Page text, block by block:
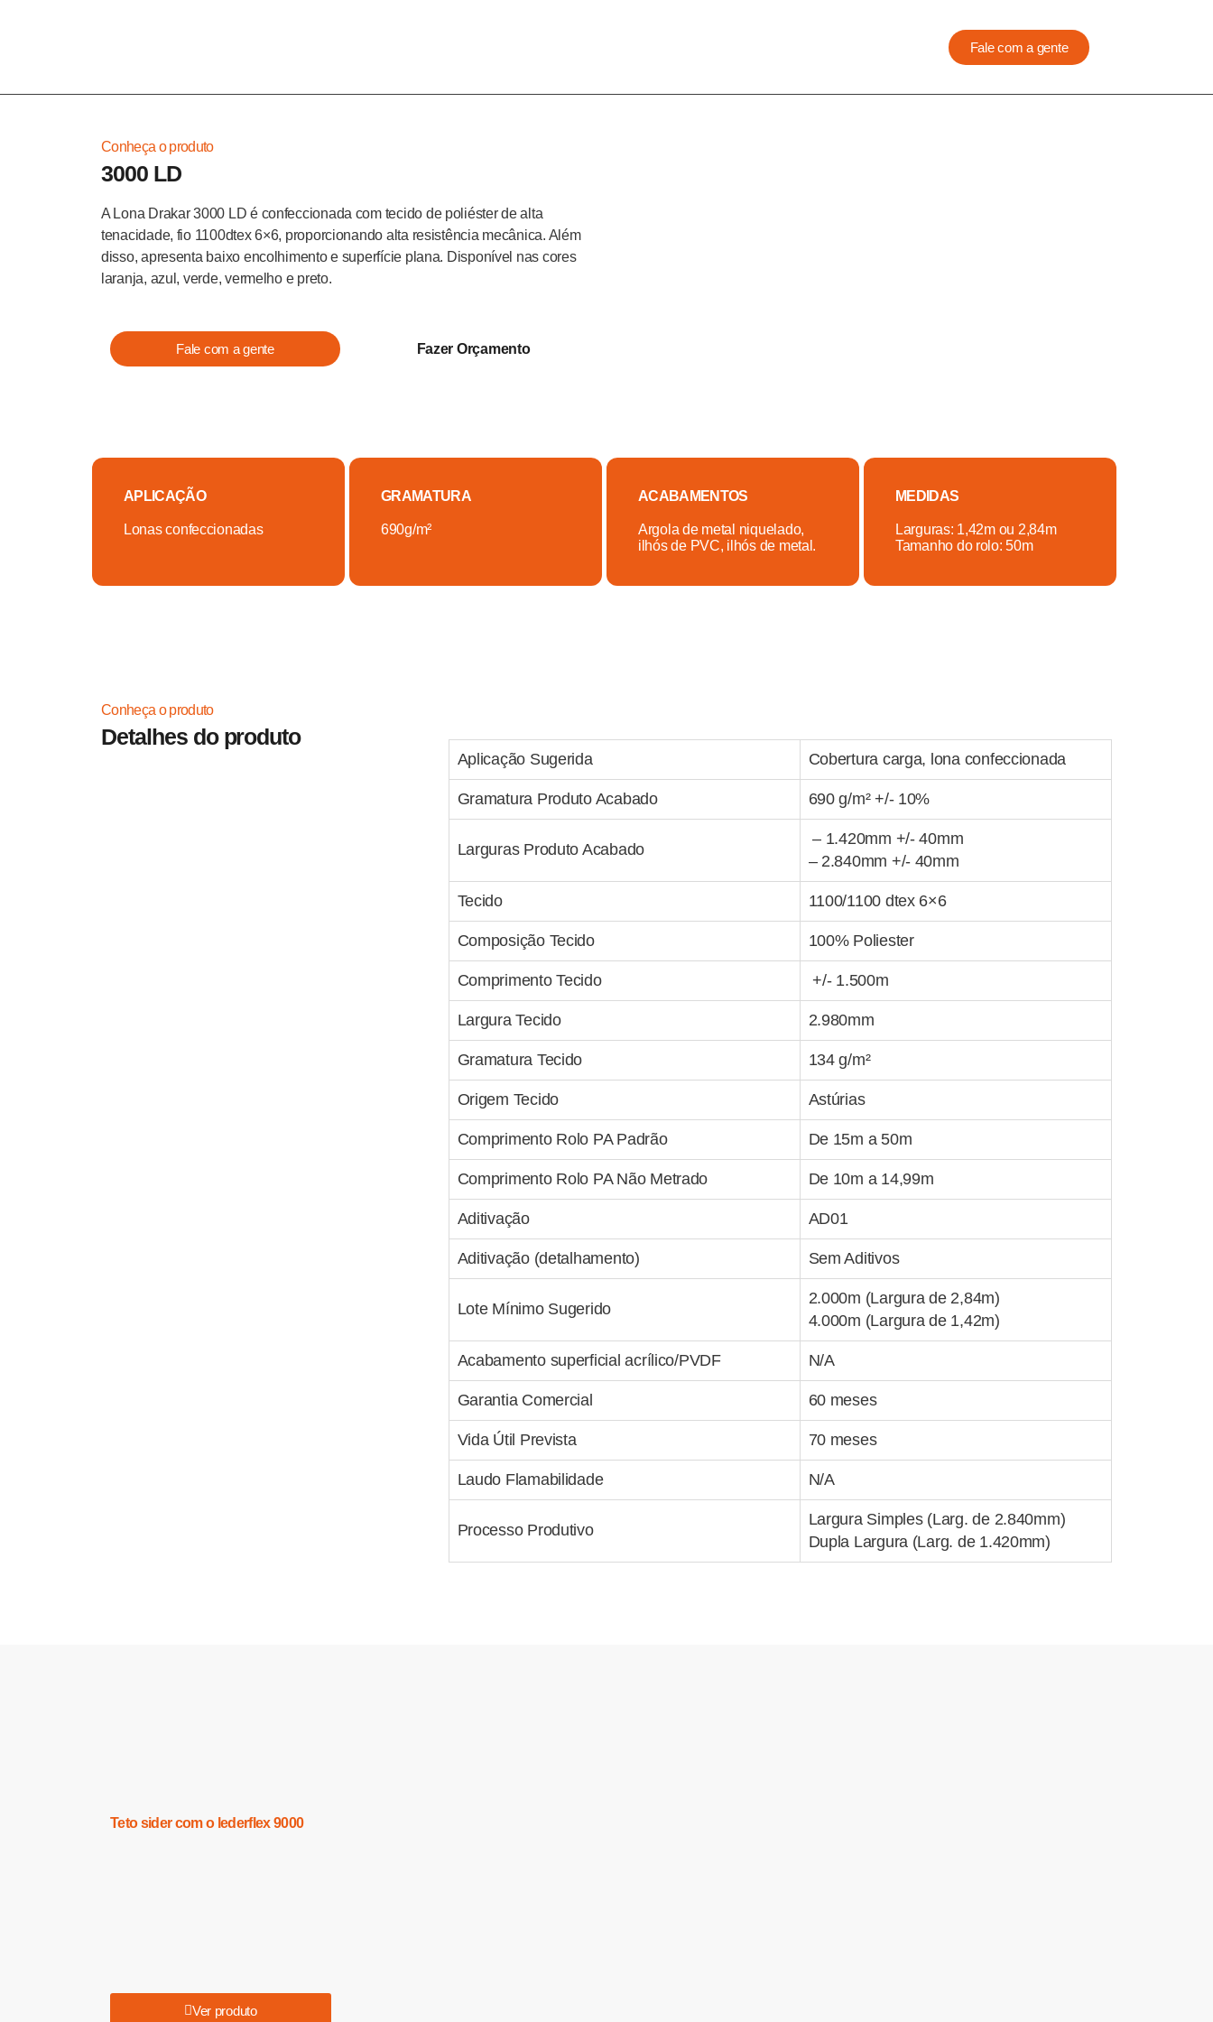
Fale com a gente
Conheça o produto
3000 LD
A Lona Drakar 3000 LD é confeccionada com tecido de poliéster de alta
tenacidade, fio 1100dtex 6×6, proporcionando alta resistência mecânica. Além
disso, apresenta baixo encolhimento e superfície plana. Disponível nas cores
laranja, azul, verde, vermelho e preto.
Fale com a gente Fazer Orçamento
APLICAÇÃO
Lonas confeccionadas
GRAMATURA
690g/m²
ACABAMENTOS
Argola de metal niquelado,
ilhós de PVC, ilhós de metal.
MEDIDAS
Larguras: 1,42m ou 2,84m
Tamanho do rolo: 50m
Conheça o produto
Detalhes do produto
Aplicação Sugerida Cobertura carga, lona confeccionada
Gramatura Produto Acabado 690 g/m² +/- 10%
Larguras Produto Acabado
– 1.420mm +/- 40mm
– 2.840mm +/- 40mm
Tecido 1100/1100 dtex 6×6
Composição Tecido 100% Poliester
Comprimento Tecido +/- 1.500m
Largura Tecido 2.980mm
Gramatura Tecido 134 g/m²
Origem Tecido Astúrias
Comprimento Rolo PA Padrão De 15m a 50m
Comprimento Rolo PA Não Metrado De 10m a 14,99m
Aditivação AD01
Aditivação (detalhamento) Sem Aditivos
Lote Mínimo Sugerido
2.000m (Largura de 2,84m)
4.000m (Largura de 1,42m)
Acabamento superficial acrílico/PVDF N/A
Garantia Comercial 60 meses
Vida Útil Prevista 70 meses
Laudo Flamabilidade N/A
Processo Produtivo
Largura Simples (Larg. de 2.840mm)
Dupla Largura (Larg. de 1.420mm)
Teto sider com o lederflex 9000
Ver produto